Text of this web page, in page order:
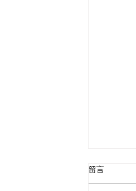
留言